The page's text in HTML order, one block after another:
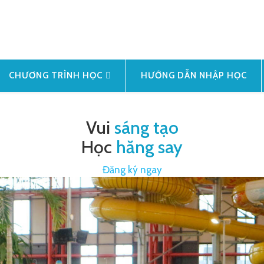
CHƯƠNG TRÌNH HỌC HƯỚNG DẪN NHẬP HỌC
Vui sáng tạo
Học hăng say
Đăng ký ngay